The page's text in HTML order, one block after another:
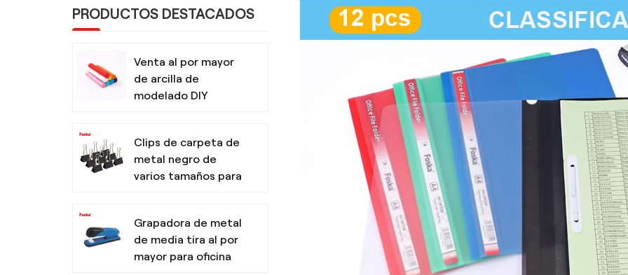
PRODUCTOS DESTACADOS
Venta al por mayor
de arcilla de
modelado DIY
herramientas
Clips de carpeta de
metal negro de
varios tamaños para
Grapadora de metal
de media tira al por
mayor para oficina